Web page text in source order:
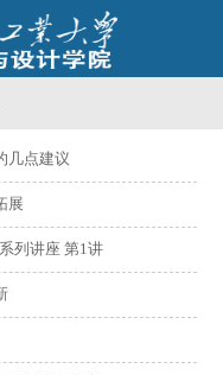
几点建议
展
列讲座 第1讲